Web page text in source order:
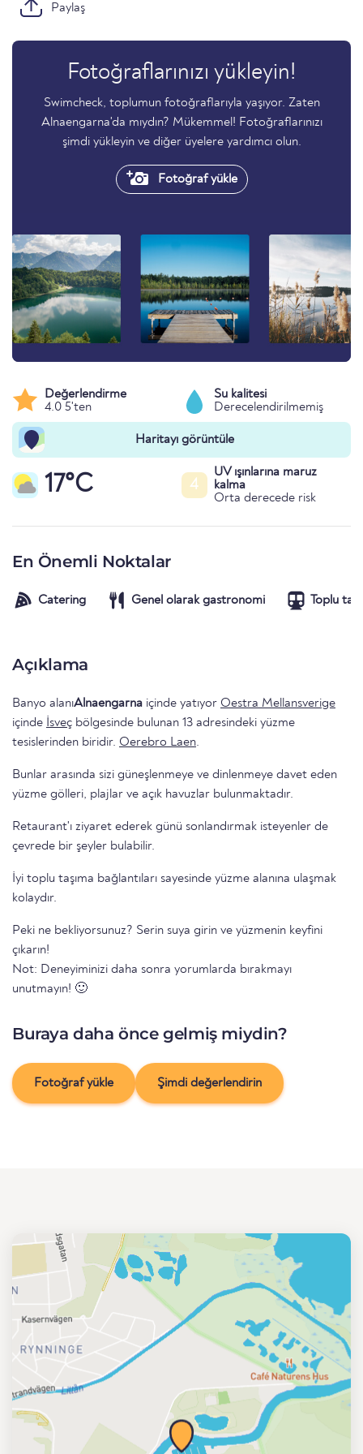
Paylaş
Fotoğraflarınızı yükleyin!
Swimcheck, toplumun fotoğraflarıyla yaşıyor. Zaten
Alnaengarna'da mıydın? Mükemmel! Fotoğraflarınızı
şimdi yükleyin ve diğer üyelere yardımcı olun.
Fotoğraf yükle
Değerlendirme
4.0 5'ten
Su kalitesi
Derecelendirilmemiş
Haritayı görüntüle
17°C 4
UV ışınlarına maruz
kalma
Orta derecede risk
En Önemli Noktalar
Catering Genel olarak gastronomi Toplu
Açıklama
Banyo alanıAlnaengarna içinde yatıyor Oestra Mellansverige
içinde İsveç bölgesinde bulunan 13 adresindeki yüzme
tesislerinden biridir. Oerebro Laen.
Bunlar arasında sizi güneşlenmeye ve dinlenmeye davet eden
yüzme gölleri, plajlar ve açık havuzlar bulunmaktadır.
Retaurant'ı ziyaret ederek günü sonlandırmak isteyenler de
çevrede bir şeyler bulabilir.
İyi toplu taşıma bağlantıları sayesinde yüzme alanına ulaşmak
kolaydır.
Peki ne bekliyorsunuz? Serin suya girin ve yüzmenin keyfini
çıkarın!
Not: Deneyiminizi daha sonra yorumlarda bırakmayı
unutmayın! 🙂
Buraya daha önce gelmiş miydin?
Fotoğraf yükle Şimdi değerlendirin